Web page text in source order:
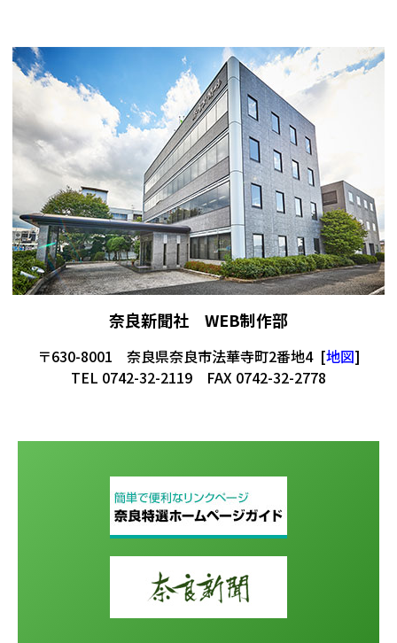
奈良新聞社 WEB制作部
〒630-8001 奈良県奈良市法華寺町2番地4 [地図]
TEL 0742-32-2119 FAX 0742-32-2778